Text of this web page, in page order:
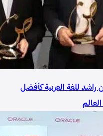
للغة العربية كأفضل